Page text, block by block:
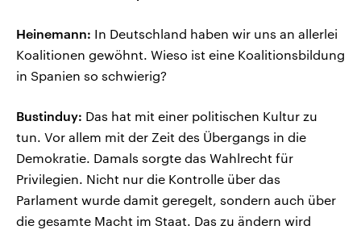
Heinemann: In Deutschland haben wir uns an allerlei
Koalitionen gewöhnt. Wieso ist eine Koalitionsbildung
in Spanien so schwierig?
Bustinduy: Das hat mit einer politischen Kultur zu
tun. Vor allem mit der Zeit des Übergangs in die
Demokratie. Damals sorgte das Wahlrecht für
Privilegien. Nicht nur die Kontrolle über das
Parlament wurde damit geregelt, sondern auch über
die gesamte Macht im Staat. Das zu ändern wird